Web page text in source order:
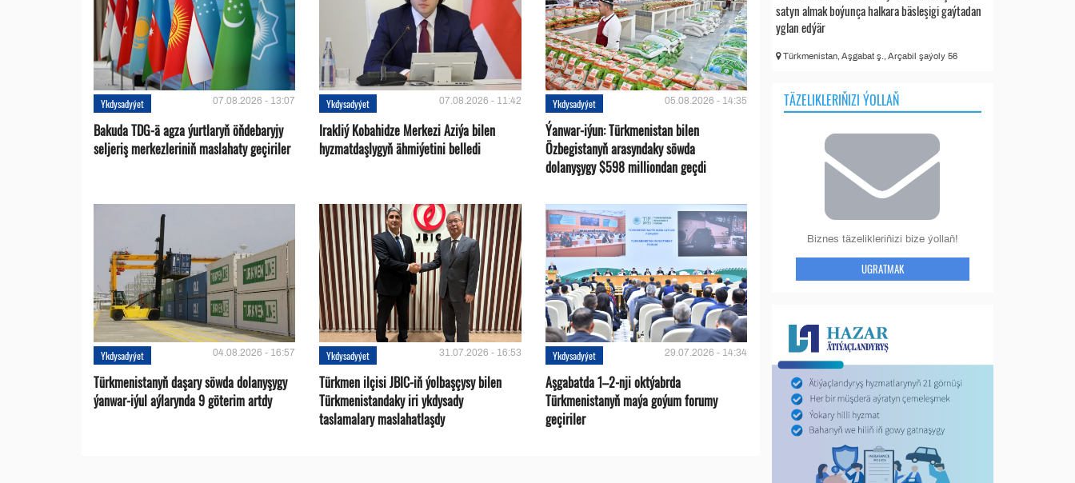
Ykdysadyýet 07.08.2026 - 13:07
Bakuda TDG-ä agza ýurtlaryň öňdebaryjy
seljeriş merkezleriniň maslahaty geçiriler
Ykdysadyýet 07.08.2026 - 11:42
Irakliý Kobahidze Merkezi Aziýa bilen
hyzmatdaşlygyň ähmiýetini belledi
Ykdysadyýet 05.08.2026 - 14:35
Ýanwar-iýun: Türkmenistan bilen
Özbegistanyň arasyndaky söwda
dolanyşygy $598 milliondan geçdi
Ykdysadyýet 04.08.2026 - 16:57
Türkmenistanyň daşary söwda dolanyşygy
ýanwar-iýul aýlarynda 9 göterim artdy
Ykdysadyýet 31.07.2026 - 16:53
Türkmen ilçisi JBIC-iň ýolbaşçysy bilen
Türkmenistandaky iri ykdysady
taslamalary maslahatlaşdy
Ykdysadyýet 29.07.2026 - 14:34
Aşgabatda 1–2-nji oktýabrda
Türkmenistanyň maýa goýum forumy
geçiriler
satyn almak boýunça halkara bäsleşigi gaýtadan
yglan edýär
Türkmenistan, Aşgabat ş., Arçabil şaýoly 56
TÄZELIKLERIŇIZI ÝOLLAŇ
Biznes täzelikleriňizi bize ýollaň!
UGRATMAK